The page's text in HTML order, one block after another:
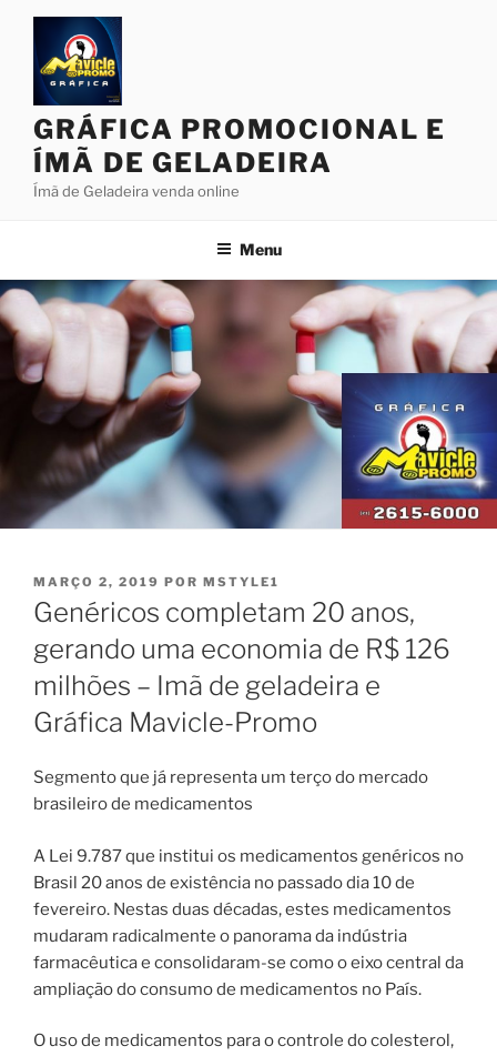
Pular
conteúdo
GRÁFICA PROMOCIONAL E
ÍMÃ DE GELADEIRA
Ímã de Geladeira venda online
Menu
PUBLICADO
EM
MARÇO 2, 2019 POR MSTYLE1
Genéricos completam 20 anos,
gerando uma economia de R$ 126
milhões – Imã de geladeira e
Gráfica Mavicle-Promo
Segmento que já representa um terço do mercado
brasileiro de medicamentos
A Lei 9.787 que institui os medicamentos genéricos no
Brasil 20 anos de existência no passado dia 10 de
fevereiro. Nestas duas décadas, estes medicamentos
mudaram radicalmente o panorama da indústria
farmacêutica e consolidaram-se como o eixo central da
ampliação do consumo de medicamentos no País.
O uso de medicamentos para o controle do colesterol,